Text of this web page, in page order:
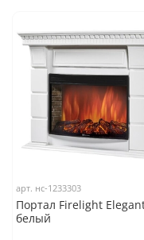
арт. нс-1233303
Портал Firelight
белый